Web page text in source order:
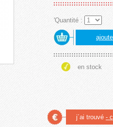
'Quantité :
en stock
j´ai trouvé -